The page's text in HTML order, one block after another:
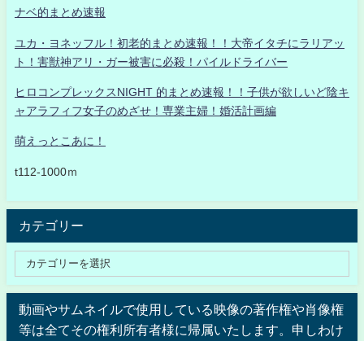
ナベ的まとめ速報
ユカ・ヨネッフル！初老的まとめ速報！！大帝イタチにラリアッ
ト！害獣神アリ・ガー被害に必殺！パイルドライバー
ヒロコンプレックスNIGHT 的まとめ速報！！子供が欲しいど陰キ
ャアラフィフ女子のめざせ！専業主婦！婚活計画編
萌えっとこあに！
t112-1000ｍ
カテゴリー
動画やサムネイルで使用している映像の著作権や肖像権
等は全てその権利所有者様に帰属いたします。申しわけ